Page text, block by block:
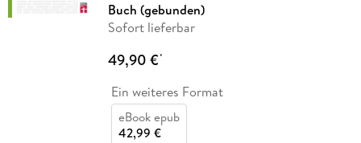
Buch (gebunden)
Sofort lieferbar
49,90 €*
Ein weiteres Format
eBook epub
42,99 €